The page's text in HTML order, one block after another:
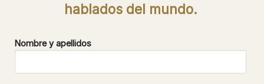
hablados del mundo.
Nombre y apellidos